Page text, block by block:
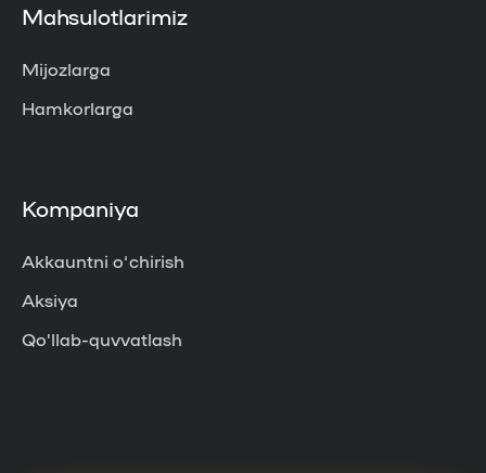
Mahsulotlarimiz
Mijozlarga
Hamkorlarga
Kompaniya
Akkauntni o‘chirish
Aksiya
Qo’llab-quvvatlash